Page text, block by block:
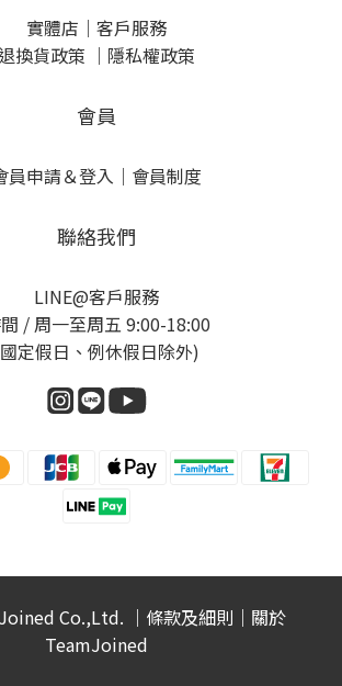
實體店 ｜ 客戶服務
退換貨政策 ｜ 隱私權政策
會員
員申請＆登入 ｜ 會員制度
聯絡我們
LINE@客戶服務
/ 周一至周五 9:00-18:00
定假日、例休假日除外)
Co.,Ltd. ｜ 條款及細則 ｜ 關於
TeamJoined